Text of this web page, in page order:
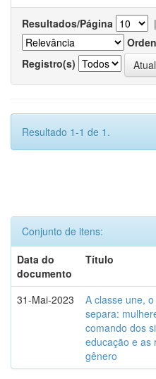
Resultados/Página |
Registro(s)
Resultado 1-1 de 1.
Conjunto de itens:
Data do
documento
Título
31-Mai-2023
A classe une,
separa:
comando dos
educação e as
gênero